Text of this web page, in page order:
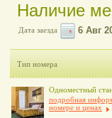
Наличие
Дата заезда
Тип номера
Одноместный
подробная
номере и ценах